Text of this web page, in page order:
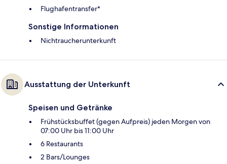
Flughafentransfer*
Sonstige Informationen
Nichtraucherunterkunft
Ausstattung der Unterkunft
Speisen und Getränke
Frühstücksbuffet (gegen Aufpreis) jeden Morgen von
07:00 Uhr bis 11:00 Uhr
6 Restaurants
2 Bars/Lounges